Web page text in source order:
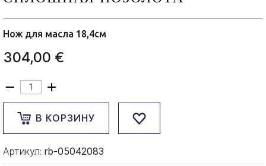
Нож для масла 18,4см
304,00 €
В КОРЗИНУ
Артикул: rb-05042083